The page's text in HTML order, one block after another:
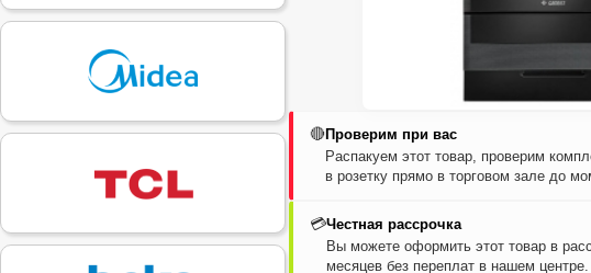
🔴Проверим при вас
Распакуем этот товар, проверим
в розетку прямо в торговом зале до
💳Честная рассрочка
Вы можете оформить этот товар в
месяцев без переплат в нашем центре.